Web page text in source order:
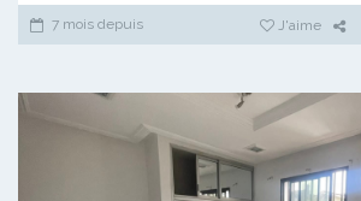
7 mois depuis J'aime